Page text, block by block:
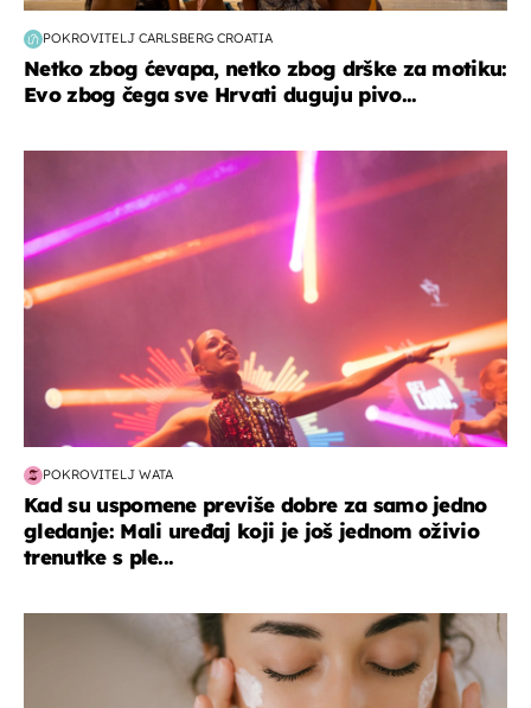
POKROVITELJ CARLSBERG CROATIA
Netko zbog ćevapa, netko zbog drške za motiku:
Evo zbog čega sve Hrvati duguju pivo...
POKROVITELJ WATA
Kad su uspomene previše dobre za samo jedno
gledanje: Mali uređaj koji je još jednom oživio
trenutke s ple...
moda & ljepota